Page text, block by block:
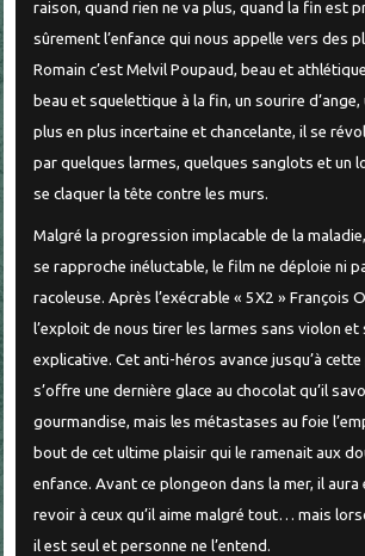
raison, quand rien ne va plus, quand la fin est
sûrement l’enfance qui nous appelle vers des
Romain c’est Melvil Poupaud, beau et
beau et squelettique à la fin, un sourire d’ange,
plus en plus incertaine et chancelante, il se
par quelques larmes, quelques sanglots et un
se claquer la tête contre les murs.
Malgré la progression implacable de la
se rapproche inéluctable, le film ne déploie ni
racoleuse. Après l’exécrable « 5X2 » François
l’exploit de nous tirer les larmes sans violon et
explicative. Cet anti-héros avance jusqu’à
s’offre une dernière glace au chocolat qu’il
gourmandise, mais les métastases au foie
bout de cet ultime plaisir qui le ramenait aux
enfance. Avant ce plongeon dans la mer, il aura
revoir à ceux qu’il aime malgré tout… mais
il est seul et personne ne l’entend.